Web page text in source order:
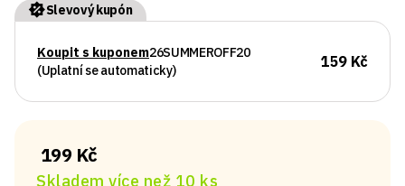
Slevový kupón
Koupit s kuponem26SUMMEROFF20
(Uplatní se automaticky)
159 Kč
199 Kč
Skladem více než 10 ks